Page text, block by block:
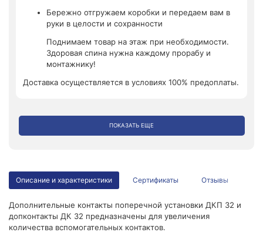
Бережно отгружаем коробки и передаем вам в
руки в целости и сохранности
Поднимаем товар на этаж при необходимости.
Здоровая спина нужна каждому прорабу и
монтажнику!
Доставка осуществляется в условиях 100% предоплаты.
ПОКАЗАТЬ ЕЩЕ
Описание и характеристики Сертификаты Отзывы
Дополнительные контакты поперечной установки ДКП 32 и
допконтакты ДК 32 предназначены для увеличения
количества вспомогательных контактов.